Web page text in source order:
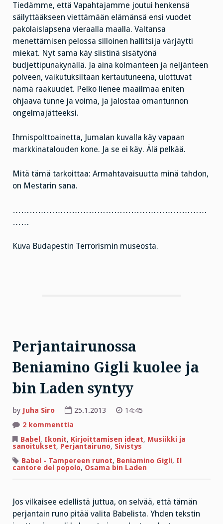
Tiedämme, että Vapahtajamme joutui henkensä
säilyttääkseen viettämään elämänsä ensi vuodet
pakolaislapsena vieraalla maalla. Valtansa
menettämisen pelossa silloinen hallitsija värjäytti
miekat. Nyt sama käy siistinä sisätyönä
budjettipunakynällä. Ja aina kolmanteen ja neljänteen
polveen, vaikutuksiltaan kertautuneena, ulottuvat
nämä raakuudet. Pelko lienee maailmaa eniten
ohjaava tunne ja voima, ja jalostaa omantunnon
ongelmajätteeksi.
Ihmispolttoainetta, Jumalan kuvalla käy vapaan
markkinatalouden kone. Ja se ei käy. Älä pelkää.
Mitä tämä tarkoittaa: Armahtavaisuutta minä tahdon,
on Mestarin sana.
……………………………………………………………
……
Kuva Budapestin Terrorismin museosta.
Perjantairunossa
Beniamino Gigli kuolee ja
bin Laden syntyy
by Juha Siro 25.1.2013
14:45
2 kommenttia
Beniamino
Gigli
kuolee
ja
bin
Laden
Babel, Ikonit, Kirjoittamisen ideat, Musiikki ja
sanoitukset, Perjantairuno, Sivistys
Babel - Tampereen runot, Beniamino Gigli, Il
cantore del popolo, Osama bin Laden
Jos vilkaisee edellistä juttua, on selvää, että tämän
perjantain runo pitää valita Babelista. Yhden tekstin